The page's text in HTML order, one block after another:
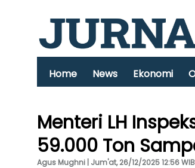
Home News Ekonomi
Menteri LH
59.000 Ton
Agus Mughni | Jum'at, 26/12/2025 12:56 WIB